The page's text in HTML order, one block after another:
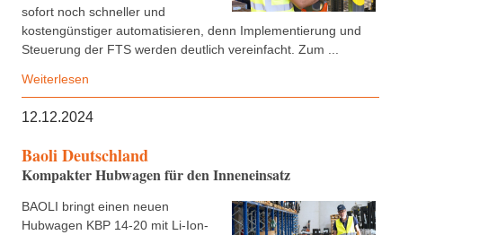
sofort noch schneller und
kostengünstiger automatisieren, denn Implementierung und
Steuerung der FTS werden deutlich vereinfacht. Zum ...
Weiterlesen
12.12.2024
Baoli Deutschland
Kompakter Hubwagen für den Inneneinsatz
BAOLI bringt einen neuen
Hubwagen KBP 14-20 mit Li-Ion-